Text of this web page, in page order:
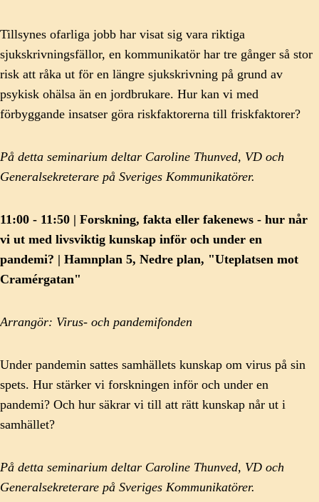
Tillsynes ofarliga jobb har visat sig vara riktiga
sjukskrivningsfällor, en kommunikatör har tre gånger så stor
risk att råka ut för en längre sjukskrivning på grund av
psykisk ohälsa än en jordbrukare. Hur kan vi med
förbyggande insatser göra riskfaktorerna till friskfaktorer?
På detta seminarium deltar Caroline Thunved, VD och
Generalsekreterare på Sveriges Kommunikatörer.
11:00 - 11:50 | Forskning, fakta eller fakenews - hur når
vi ut med livsviktig kunskap inför och under en
pandemi? | Hamnplan 5, Nedre plan, "Uteplatsen mot
Cramérgatan"
Arrangör: Virus- och pandemifonden
Under pandemin sattes samhällets kunskap om virus på sin
spets. Hur stärker vi forskningen inför och under en
pandemi? Och hur säkrar vi till att rätt kunskap når ut i
samhället?
På detta seminarium deltar Caroline Thunved, VD och
Generalsekreterare på Sveriges Kommunikatörer.